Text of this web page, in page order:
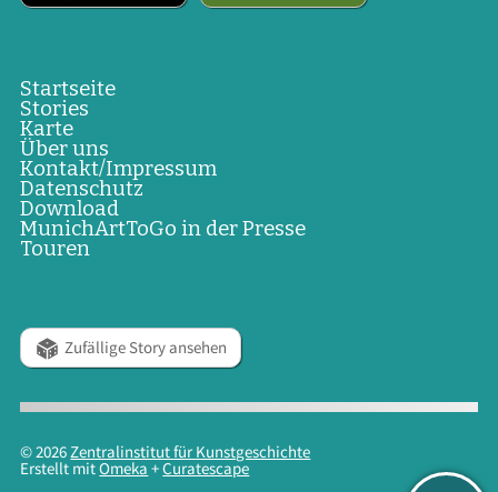
Startseite
Stories
Karte
Über uns
Kontakt/Impressum
Datenschutz
Download
MunichArtToGo in der Presse
Touren
Zufällige Story ansehen
© 2026 Zentralinstitut für Kunstgeschichte
Erstellt mitOmeka +Curatescape